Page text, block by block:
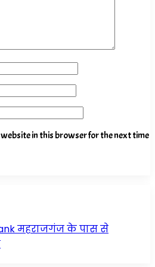
website in this browser for the next time
महराजगंज के पास से